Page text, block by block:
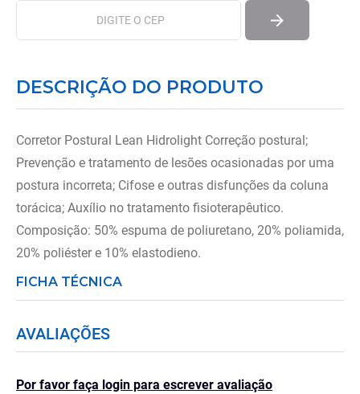
DESCRIÇÃO DO PRODUTO
Corretor Postural Lean Hidrolight Correção postural;
Prevenção e tratamento de lesões ocasionadas por uma
postura incorreta; Cifose e outras disfunções da coluna
torácica; Auxílio no tratamento fisioterapêutico.
Composição: 50% espuma de poliuretano, 20% poliamida,
20% poliéster e 10% elastodieno.
FICHA TÉCNICA
AVALIAÇÕES
Por favor faça login para escrever avaliação